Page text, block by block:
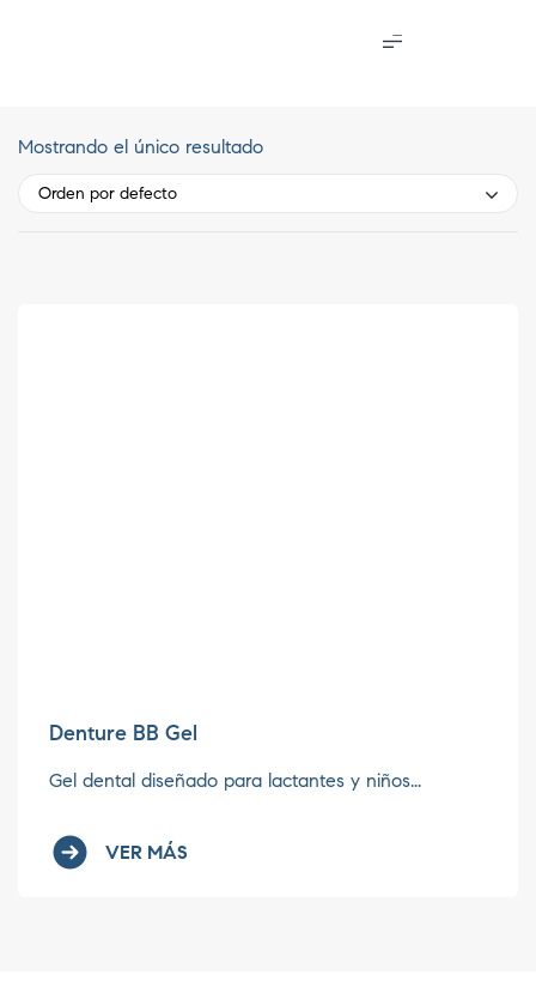
Mostrando el único resultado
Orden por defecto
Denture BB Gel
Gel dental diseñado para lactantes y niños...
VER MÁS